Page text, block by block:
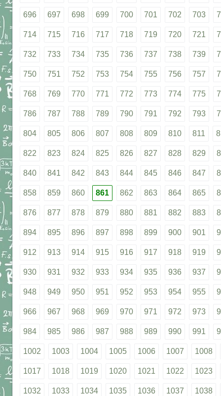
696 697 698 699 700 701 702 703
714 715 716 717 718 719 720 721
732 733 734 735 736 737 738 739
750 751 752 753 754 755 756 757
768 769 770 771 772 773 774 775
786 787 788 789 790 791 792 793
804 805 806 807 808 809 810 811
822 823 824 825 826 827 828 829
840 841 842 843 844 845 846 847
858 859 860 861 862 863 864 865
876 877 878 879 880 881 882 883
894 895 896 897 898 899 900 901
912 913 914 915 916 917 918 919
930 931 932 933 934 935 936 937
948 949 950 951 952 953 954 955
966 967 968 969 970 971 972 973
984 985 986 987 988 989 990 991
1002 1003 1004 1005 1006 1007 1008
1017 1018 1019 1020 1021 1022 1023
1032 1033 1034 1035 1036 1037 1038